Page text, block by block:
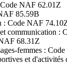
NAF 62.01Z
85.59B
: Code NAF
communication :
68.31Z
femmes :
et